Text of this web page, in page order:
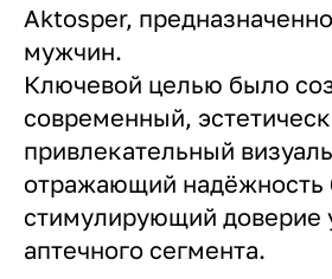
Aktosper,
мужчин.
Ключевой целью было
современный,
привлекательный
отражающий надёжность
стимулирующий доверие
аптечного сегмента.